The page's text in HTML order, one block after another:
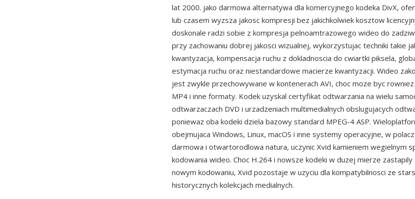
lat 2000. jako darmowa alternatywa dla komercyjnego kodeka DivX,
lub czasem wyzsza jakosc kompresji bez jakichkolwiek kosztow
doskonale radzi sobie z kompresja pelnoamtrazowego wideo do
przy zachowaniu dobrej jakosci wizualnej, wykorzystujac techniki takie
kwantyzacja, kompensacja ruchu z dokladnoscia do cwiartki piksela,
estymacja ruchu oraz niestandardowe macierze kwantyzacji. Wideo
jest zwykle przechowywane w kontenerach AVI, choc moze byc
MP4 i inne formaty. Kodek uzyskal certyfikat odtwarzania na wielu
odtwarzaczach DVD i urzadzeniach multimedialnych obslugujacych
poniewaz oba kodeki dziela bazowy standard MPEG-4 ASP.
obejmujaca Windows, Linux, macOS i inne systemy operacyjne, w
darmowa i otwartorodlowa natura, uczynic Xvid kamieniem wegielnym
kodowania wideo. Choc H.264 i nowsze kodeki w duzej mierze zastapily
nowym kodowaniu, Xvid pozostaje w uzyciu dla kompatybilnosci ze
historycznych kolekcjach medialnych.